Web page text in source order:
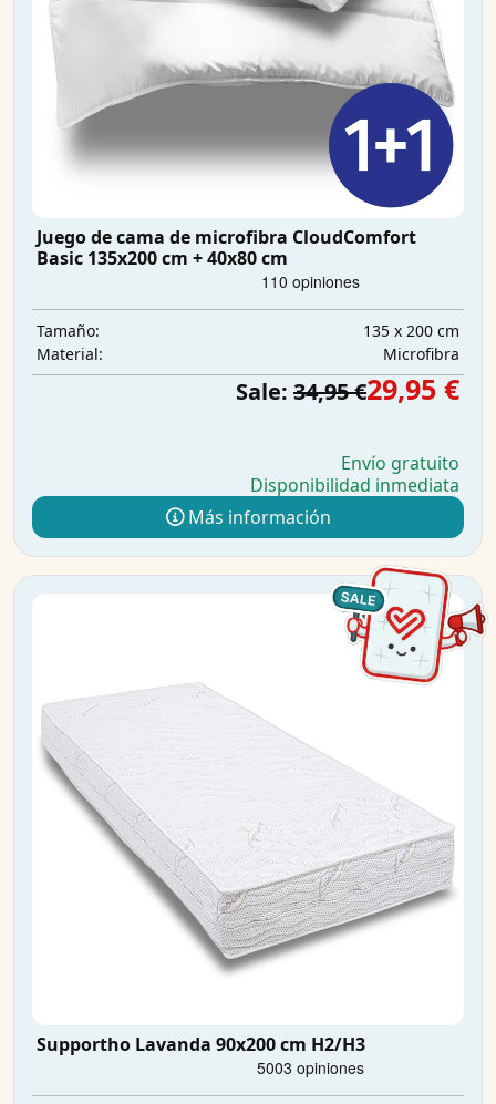
Juego de cama de microfibra CloudComfort
Basic 135x200 cm + 40x80 cm
Tamaño:
135 x 200 cm
Material:
Microfibra
Sale: 34,95 €29,95 €
Envío gratuito
Disponibilidad inmediata
Más información
Supportho Lavanda 90x200 cm H2/H3